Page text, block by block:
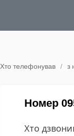
Хто телефонував з
Номер
Хто